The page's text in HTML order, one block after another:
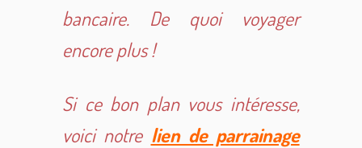
bancaire. De quoi voyager
encore plus !
Si ce bon plan vous intéresse,
voici notre lien de parrainage